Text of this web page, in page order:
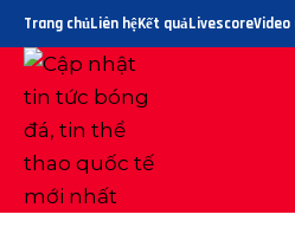
Trang chủLiên hệKết quảLivescoreVideo